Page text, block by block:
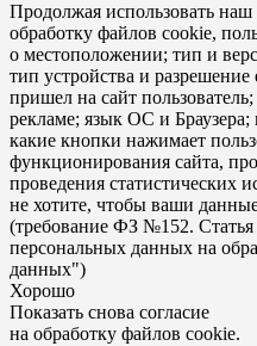
Продолжая использовать наш
обработку файлов cookie,
о местоположении; тип и
тип устройства и разрешение
пришел на сайт
рекламе; язык ОС и
какие кнопки нажимает
функционирования сайта,
проведения статистических
не хотите, чтобы ваши
(требование ФЗ №152. Статья
персональных данных на
данных")
Хорошо
Показать снова согласие
на обработку файлов cookie.